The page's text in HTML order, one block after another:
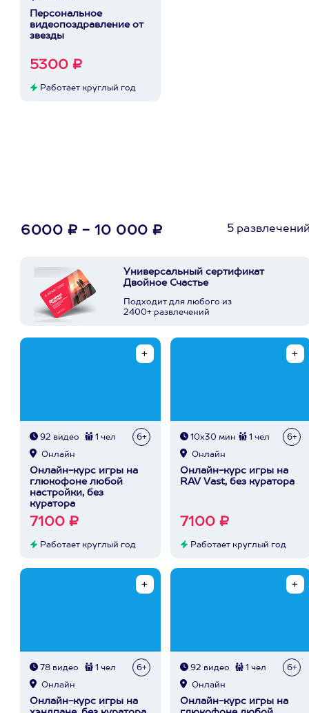
Персональное
видеопоздравление от
звезды
5300 ₽
Работает круглый год
6000 ₽ - 10 000 ₽ 5
Универсальный сертификат
Двойное Счастье
Подходит для любого из
2400+ развлечений
92 видео 1 чел 6+
Онлайн
Онлайн-курс игры на
глюкофоне любой
настройки, без
куратора
7100 ₽
Работает круглый год
10х30 мин 1 чел 6+
Онлайн
Онлайн-курс игры на
RAV Vast, без куратора
7100 ₽
Работает круглый год
78 видео 1 чел 6+
Онлайн
Онлайн-курс игры на
92 видео 1 чел 6+
Онлайн
Онлайн-курс игры на